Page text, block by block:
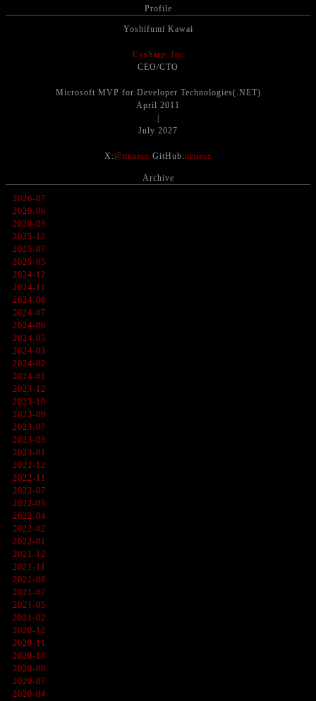
Profile
Yoshifumi Kawai
Cysharp, Inc
CEO/CTO
Microsoft MVP for Developer Technologies(.NET)
April 2011
July 2027
X:@neuecc GitHub:neuecc
Archive
2026-07
2026-06
2026-03
2025-12
2025-07
2025-05
2024-12
2024-11
2024-08
2024-07
2024-06
2024-05
2024-03
2024-02
2024-01
2023-12
2023-10
2023-09
2023-07
2023-03
2023-01
2022-12
2022-11
2022-07
2022-05
2022-04
2022-02
2022-01
2021-12
2021-11
2021-08
2021-07
2021-05
2021-02
2020-12
2020-11
2020-10
2020-08
2020-07
2020-04